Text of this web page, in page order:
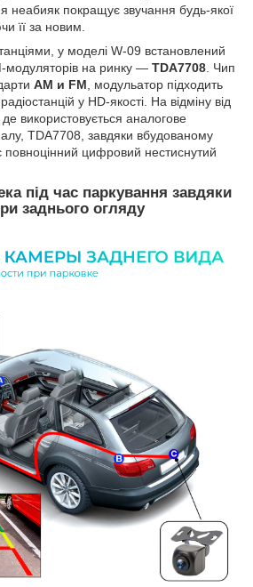
неабияк покращує звучання будь-якої
її за новим.
у моделі W-09 встановлений
модуляторів на ринку — TDA7708. Чип
AM и FM, модульатор підходить
у HD-якості. На відміну від
використовується аналогове
TDA7708, завдяки вбудованому
цифровий нестиснутий
під час паркування завдяки
заднього огляду